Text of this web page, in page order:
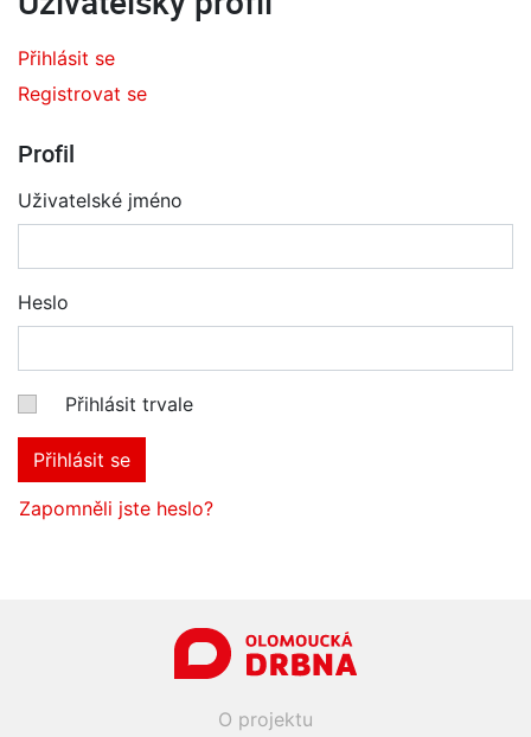
Přihlásit se
Registrovat se
Profil
Uživatelské jméno
Heslo
Přihlásit trvale
Přihlásit se
Zapomněli jste heslo?
O projektu